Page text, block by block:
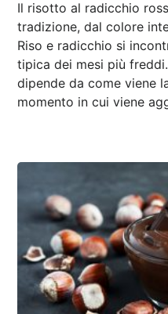
Il risotto al radicchio
tradizione, dal colore
Riso e radicchio si
tipica dei mesi più
dipende da come viene
momento in cui viene